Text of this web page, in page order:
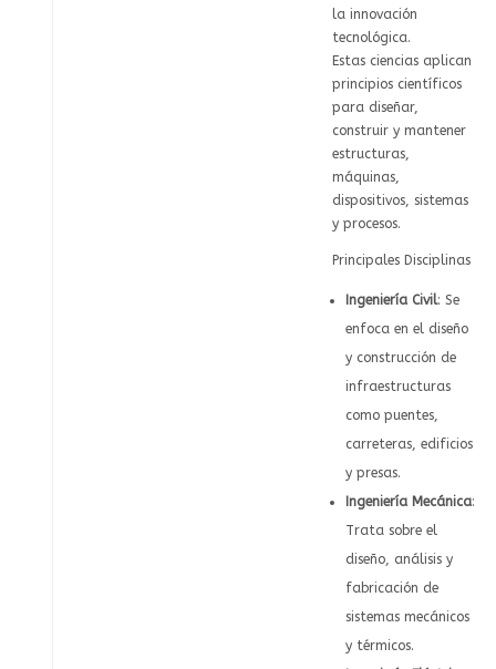
la innovación
tecnológica.
Estas ciencias aplican
principios científicos
para diseñar,
construir y mantener
estructuras,
máquinas,
dispositivos, sistemas
y procesos.
Principales Disciplinas
Ingeniería Civil: Se
enfoca en el diseño
y construcción de
infraestructuras
como puentes,
carreteras, edificios
y presas.
Ingeniería Mecánica:
Trata sobre el
diseño, análisis y
fabricación de
sistemas mecánicos
y térmicos.